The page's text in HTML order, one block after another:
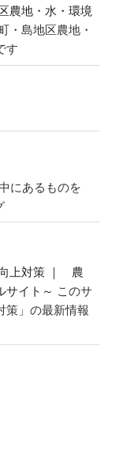
農地・水・環境
・島地区農地・
す
にあるものを
上対策 ｜ 農
イト～ このサ
策」の最新情報